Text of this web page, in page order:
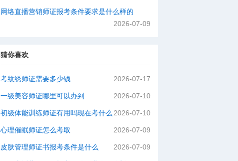
网络直播营销师证报考条件要求是什么样的
2026-07-09
猜你喜欢
考纹绣师证需要多少钱 2026-07-17
一级美容师证哪里可以办到 2026-07-10
初级体能训练师证有用吗现在考什么 2026-07-10
心理催眠师证怎么考取 2026-07-09
皮肤管理师证书报考条件是什么 2026-07-09